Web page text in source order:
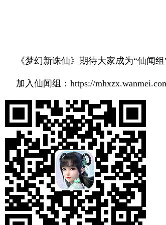
《梦幻新诛仙》期待大家成为“仙闻
加入仙闻组：https://